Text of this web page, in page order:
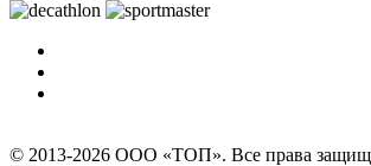
© 2013-2026 ООО «ТОП». Все права